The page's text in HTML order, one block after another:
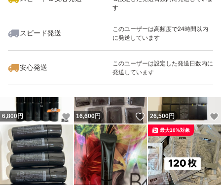
す
スピード発送
このユーザーは高頻度で24時間以内
に発送しています
安心発送
このユーザーは設定した発送日数内に
発送しています
いいね！
3,450
6,800円 いいね！
16,600円 いいね！
26,500円
最大10%対象